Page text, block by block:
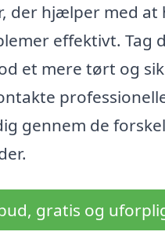
der hjælper med at
effektivt. Tag
et mere tørt og
gennem de
gratis og